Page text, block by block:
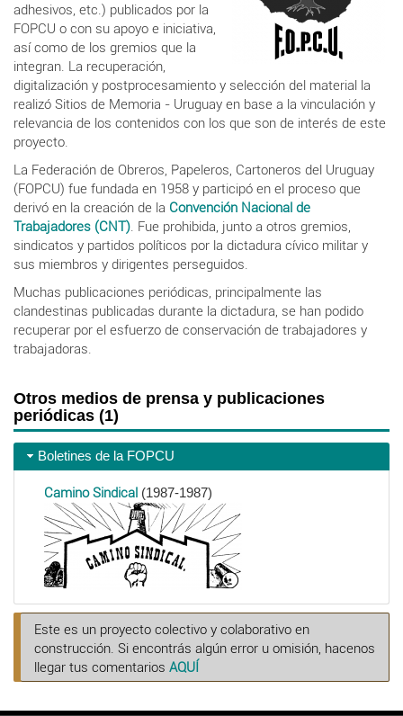
adhesivos, etc.) publicados por la
FOPCU o con su apoyo e iniciativa,
así como de los gremios que la
integran. La recuperación,
digitalización y postprocesamiento y selección del material la
realizó Sitios de Memoria - Uruguay en base a la vinculación y
relevancia de los contenidos con los que son de interés de este
proyecto.
La Federación de Obreros, Papeleros, Cartoneros del Uruguay
(FOPCU) fue fundada en 1958 y participó en el proceso que
derivó en la creación de la Convención Nacional de
Trabajadores (CNT). Fue prohibida, junto a otros gremios,
sindicatos y partidos políticos por la dictadura cívico militar y
sus miembros y dirigentes perseguidos.
Muchas publicaciones periódicas, principalmente las
clandestinas publicadas durante la dictadura, se han podido
recuperar por el esfuerzo de conservación de trabajadores y
trabajadoras.
Otros medios de prensa y publicaciones
periódicas (1)
Boletines de la FOPCU
Camino Sindical (1987-1987)
Este es un proyecto colectivo y colaborativo en
construcción. Si encontrás algún error u omisión, hacenos
llegar tus comentarios AQUÍ